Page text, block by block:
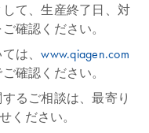
て、生産終了日、対
確認ください。
ては、www.qiagen.com
確認ください。
るご相談は、最寄り
ください。